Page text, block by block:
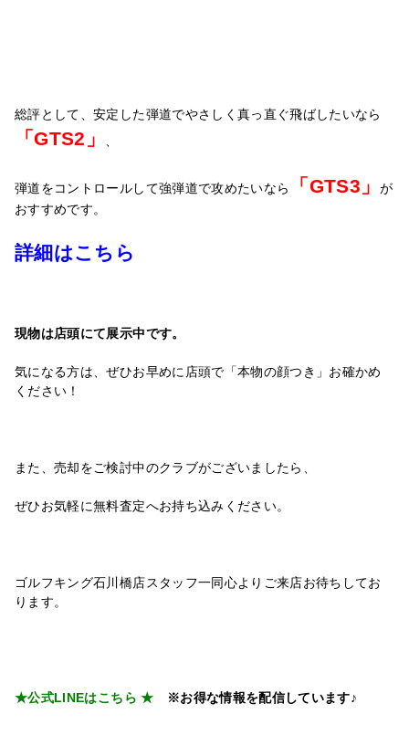
総評として、安定した弾道でやさしく真っ直ぐ飛ばしたいなら
「GTS2」
弾道をコントロールして強弾道で攻めたいなら 「GTS3」が
おすすめです。
詳細はこちら
現物は店頭にて展示中です。
気になる方は、ぜひお早めに店頭で「本物の顔つき」 お確かめ
ください！
また、売却をご検討中のクラブがございましたら、
ぜひお気軽に無料査定へお持ち込みください。
ゴルフキング石川橋店スタッフ一同心よりご来店お待ちしてお
りま す。
★公式LINEはこちら ★ ※お得な情報を配信しています♪